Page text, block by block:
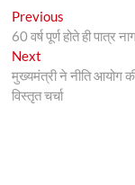
Post
navigation
Previous
post:
60 वर्ष पूर्ण होते ही पात्र
Next
post:
मुख्यमंत्री ने नीति आयोग
विस्तृत चर्चा